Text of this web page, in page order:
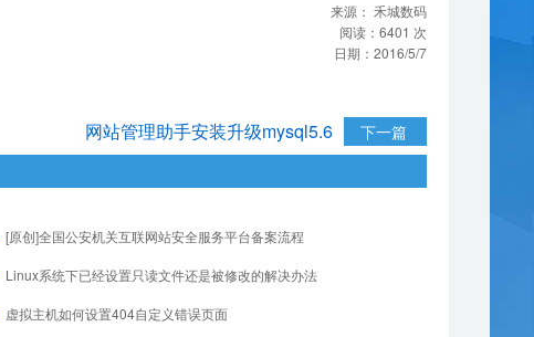
来源： 禾城数码
阅读： 6401 次
日期： 2016/5/7
下一篇
网站管理助手安装升级mysql5.6
[原创]全国公安机关互联网站安全服务平台备案流程
Linux系统下已经设置只读文件还是被修改的解决办法
虚拟主机如何设置404自定义错误页面